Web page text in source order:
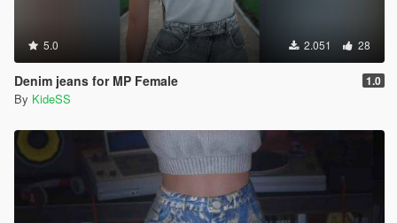
5.0 2.051 28
Denim jeans for MP Female 1.0
By KideSS